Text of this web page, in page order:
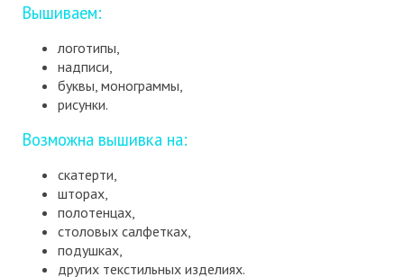
Вышиваем:
логотипы,
надписи,
буквы, монограммы,
рисунки.
Возможна вышивка на:
скатерти,
шторах,
полотенцах,
столовых салфетках,
подушках,
других текстильных изделиях.